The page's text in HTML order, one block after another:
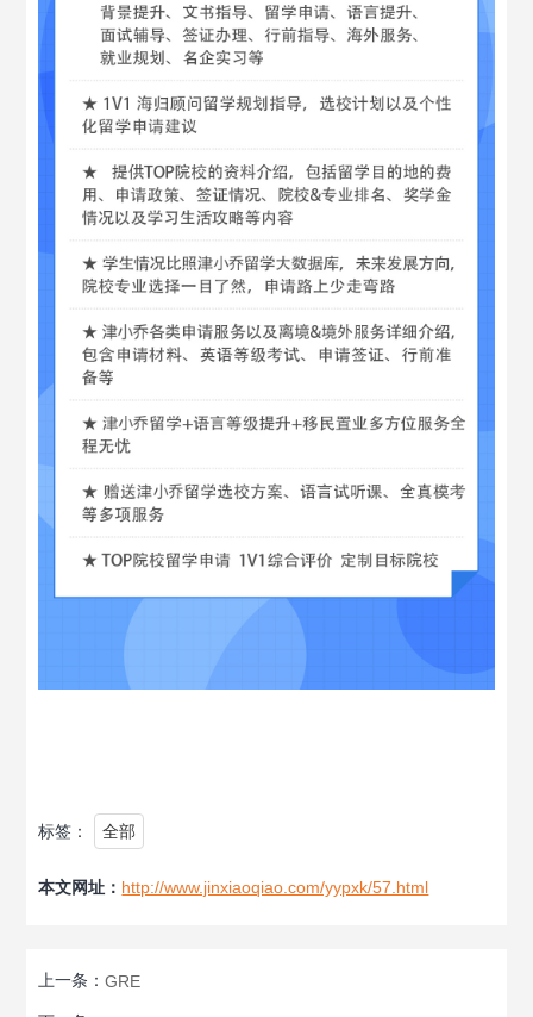
标签： 全部
本文网址： http://www.jinxiaoqiao.com/yypxk/57.html
上一条：GRE